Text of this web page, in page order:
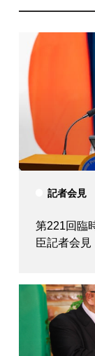
記者会見
第221回臨
臣記者会見